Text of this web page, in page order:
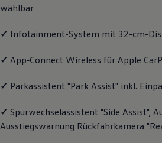
wählbar
✓ Infotainment-System mit 32-cm-
✓ App‑Connect Wireless für Apple
✓ Parkassistent "Park Assist" inkl.
✓ Spurwechselassistent "Side Assist",
Ausstiegswarnung Rückfahrkamera